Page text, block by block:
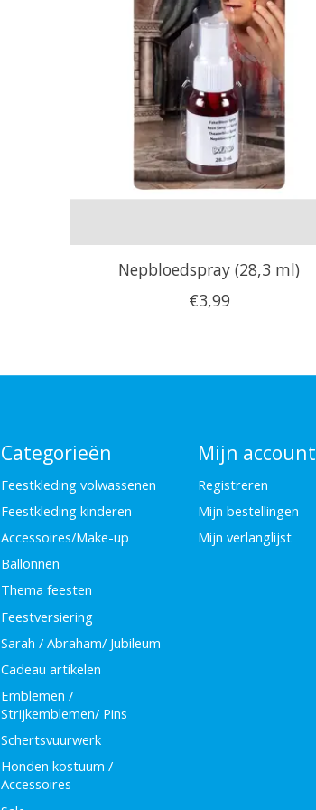
Nepbloedspray (28,3 ml)
€3,99
Categorieën
Feestkleding volwassenen
Feestkleding kinderen
Accessoires/Make-up
Ballonnen
Thema feesten
Feestversiering
Sarah / Abraham/ Jubileum
Cadeau artikelen
Emblemen /
Strijkemblemen/ Pins
Schertsvuurwerk
Honden kostuum /
Accessoires
Mijn account
Registreren
Mijn bestellingen
Mijn verlanglijst